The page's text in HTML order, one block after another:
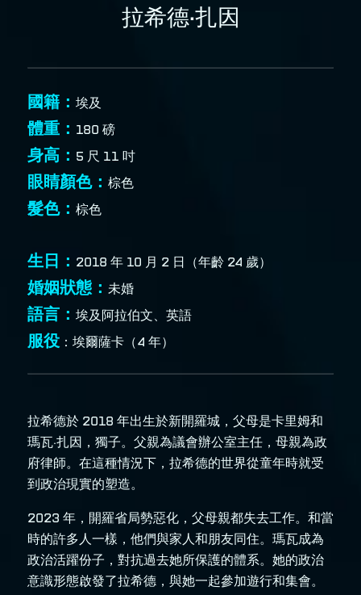
拉希德·扎因
國籍： 埃及
體重： 180 磅
身高： 5 尺 11 吋
眼睛顏色： 棕色
髮色： 棕色
生日： 2018 年 10 月 2 日（年齡 24 歲）
婚姻狀態： 未婚
語言： 埃及阿拉伯文、英語
服役：埃爾薩卡（4 年）
拉希德於 2018 年出生於新開羅城，父母是卡里姆和
瑪瓦·扎因，獨子。父親為議會辦公室主任，母親為政
府律師。在這種情況下，拉希德的世界從童年時就受
到政治現實的塑造。
2023 年，開羅省局勢惡化，父母親都失去工作。和當
時的許多人一樣，他們與家人和朋友同住。瑪瓦成為
政治活躍份子，對抗過去她所保護的體系。她的政治
意識形態啟發了拉希德，與她一起參加遊行和集會。